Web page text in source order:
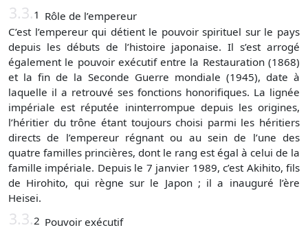
3.3.1 Rôle de l’empereur
C’est l’empereur qui détient le pouvoir spirituel sur le pays
depuis les débuts de l’histoire japonaise. Il s’est arrogé
également le pouvoir exécutif entre la Restauration (1868)
et la fin de la Seconde Guerre mondiale (1945), date à
laquelle il a retrouvé ses fonctions honorifiques. La lignée
impériale est réputée ininterrompue depuis les origines,
l’héritier du trône étant toujours choisi parmi les héritiers
directs de l’empereur régnant ou au sein de l’une des
quatre familles princières, dont le rang est égal à celui de la
famille impériale. Depuis le 7 janvier 1989, c’est Akihito, fils
de Hirohito, qui règne sur le Japon ; il a inauguré l’ère
Heisei.
3.3.2 Pouvoir exécutif